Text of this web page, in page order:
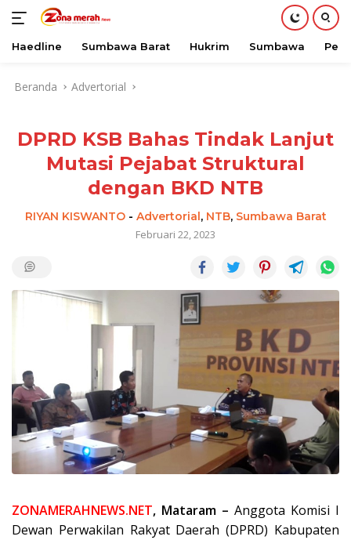
Haedline Sumbawa Barat Hukrim Sumbawa
Beranda Advertorial
DPRD KSB Bahas Tindak Lanjut
Mutasi Pejabat Struktural
dengan BKD NTB
RIYAN KISWANTO- Advertorial, NTB, Sumbawa Barat
Februari 22, 2023
ZONAMERAHNEWS.NET, Mataram – Anggota Komisi I
Dewan Perwakilan Rakyat Daerah (DPRD) Kabupaten